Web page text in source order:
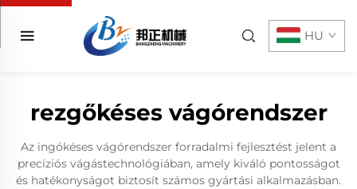
HU
rezgőkéses vágórendszer
Az ingókéses vágórendszer forradalmi fejlesztést jelent a
precíziós vágástechnológiában, amely kiváló pontosságot
és hatékonyságot biztosít számos gyártási alkalmazásban.